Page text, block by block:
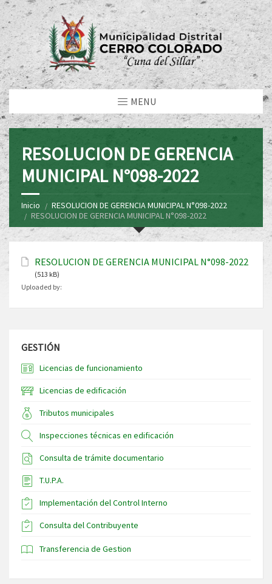
MENU
RESOLUCION DE GERENCIA
MUNICIPAL N°098-2022
Inicio
RESOLUCION DE GERENCIA MUNICIPAL N°098-2022
RESOLUCION DE GERENCIA MUNICIPAL N°098-2022
RESOLUCION DE GERENCIA MUNICIPAL N°098-2022
(513 kB)
Uploaded by:
GESTIÓN
Licencias de funcionamiento
Licencias de edificación
Tributos municipales
Inspecciones técnicas en edificación
Consulta de trámite documentario
T.U.P.A.
Implementación del Control Interno
Consulta del Contribuyente
Transferencia de Gestion